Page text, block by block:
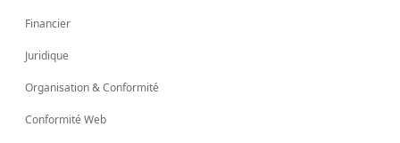
Financier
Juridique
Organisation & Conformité
Conformité Web